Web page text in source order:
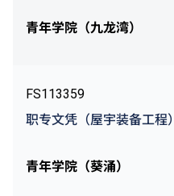
青年学院（九龙湾）
FS113359
职专文凭（屋宇装备工程）
青年学院（葵涌）